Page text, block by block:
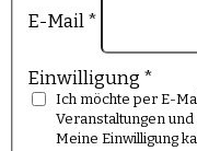
E-Mail*
Einwilligung *
Ich möchte per E-
Veranstaltungen
Meine Einwilligung